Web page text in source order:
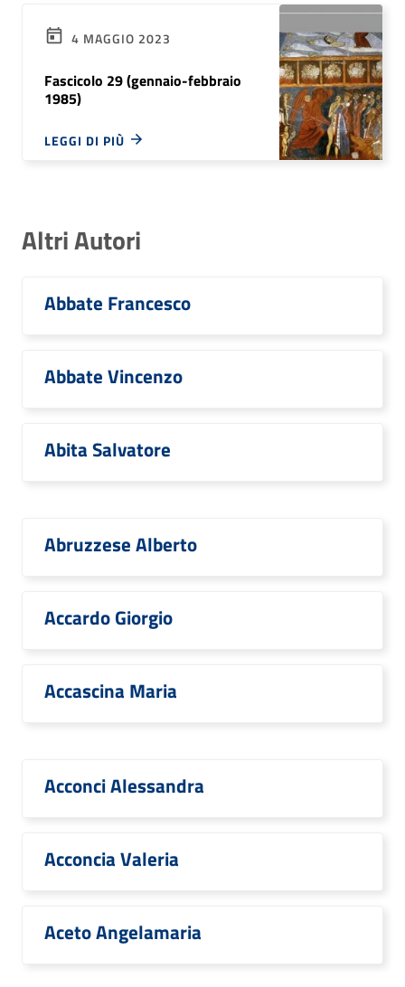
4 MAGGIO 2023
Fascicolo 29 (gennaio-febbraio
1985)
LEGGI DI PIÙ
Altri Autori
Abbate Francesco
Abbate Vincenzo
Abita Salvatore
Abruzzese Alberto
Accardo Giorgio
Accascina Maria
Acconci Alessandra
Acconcia Valeria
Aceto Angelamaria